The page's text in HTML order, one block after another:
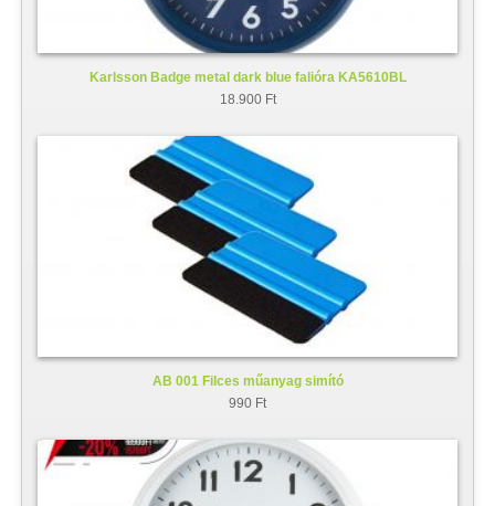
Karlsson Badge metal dark blue falióra KA5610BL
18.900 Ft
AB 001 Filces műanyag simító
990 Ft